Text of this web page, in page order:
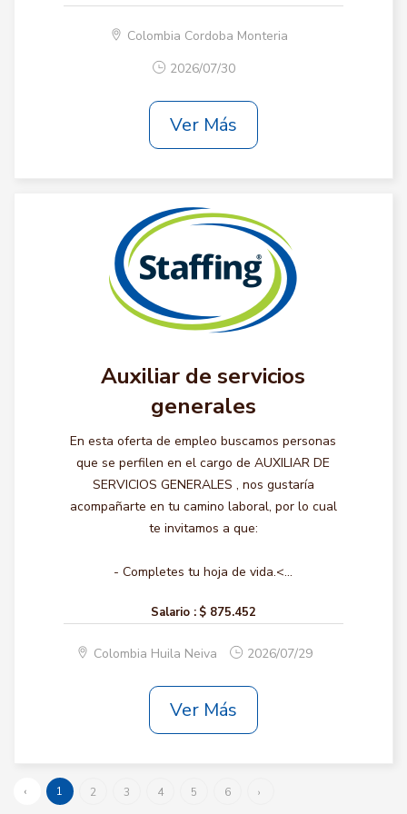
Colombia Cordoba Monteria
2026/07/30
Ver Más
Auxiliar de servicios
generales
En esta oferta de empleo buscamos personas
que se perfilen en el cargo de AUXILIAR DE
SERVICIOS GENERALES , nos gustaría
acompañarte en tu camino laboral, por lo cual
te invitamos a que:
- Completes tu hoja de vida.<...
Salario : $ 875.452
Colombia Huila Neiva 2026/07/29
Ver Más
‹ 1 2 3 4 5 6 ›